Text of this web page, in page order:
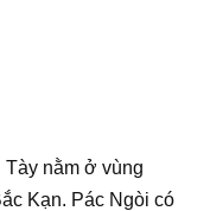
nằm ở vùng
Kạn. Pác Ngòi có